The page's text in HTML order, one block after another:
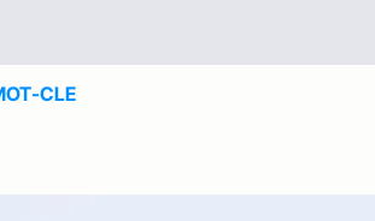
CLE